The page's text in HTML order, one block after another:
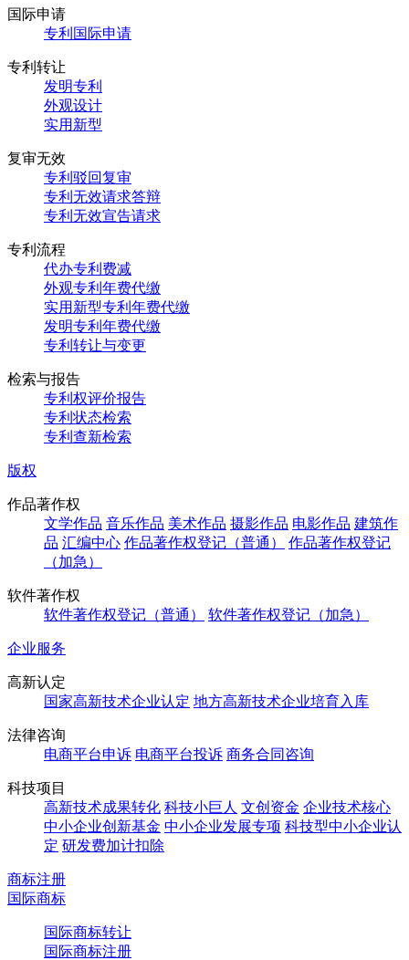
国际申请
专利国际申请
专利转让
发明专利
外观设计
实用新型
复审无效
专利驳回复审
专利无效请求答辩
专利无效宣告请求
专利流程
代办专利费减
外观专利年费代缴
实用新型专利年费代缴
发明专利年费代缴
专利转让与变更
检索与报告
专利权评价报告
专利状态检索
专利查新检索
版权
作品著作权
文学作品 音乐作品 美术作品 摄影作品 电影作品 建筑作
品 汇编中心 作品著作权登记（普通）
作品著作权登记
（加急）
软件著作权
软件著作权登记（普通）
软件著作权登记（加急）
企业服务
高新认定
国家高新技术企业认定 地方高新技术企业培育入库
法律咨询
电商平台申诉 电商平台投诉 商务合同咨询
科技项目
高新技术成果转化 科技小巨人 文创资金 企业技术核心
中小企业创新基金 中小企业发展专项 科技型中小企业认
定 研发费加计扣除
商标注册
国际商标
国际商标转让
国际商标注册